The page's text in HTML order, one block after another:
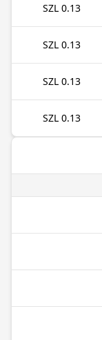
0.13 SZL
0.13 SZL
0.13 SZL
0.13 SZL